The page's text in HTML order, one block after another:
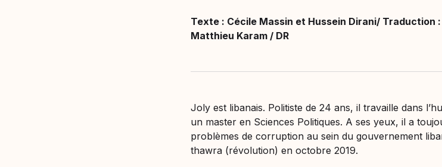
Texte : Cécile Massin et Hussein Dirani/ Traduction
Matthieu Karam / DR
Joly est libanais. Politiste de 24 ans, il travaille dans
un master en Sciences Politiques. A ses yeux, il a
problèmes de corruption au sein du gouvernement
thawra (révolution) en octobre 2019.